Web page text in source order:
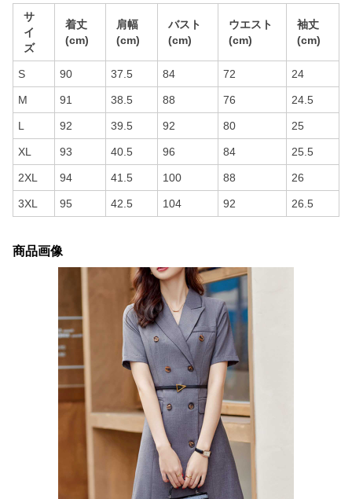
サ
イ
ズ
着丈
(cm)
肩幅
(cm)
バスト
(cm)
ウエスト
(cm)
袖丈
(cm)
S 90 37.5 84 72 24
M 91 38.5 88 76 24.5
L 92 39.5 92 80 25
XL 93 40.5 96 84 25.5
2XL 94 41.5 100 88 26
3XL 95 42.5 104 92 26.5
商品画像